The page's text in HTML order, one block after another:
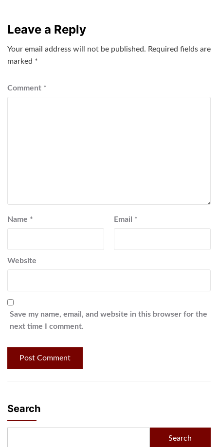
Leave a Reply
Your email address will not be published. Required fields are
marked *
Comment *
Name * Email *
Website
Save my name, email, and website in this browser for the
next time I comment.
Search
Search